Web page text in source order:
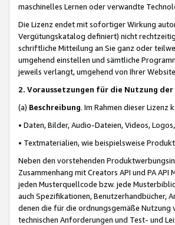
maschinelles Lernen oder verwandte
Die Lizenz endet mit sofortiger Wirkung
Vergütungskatalog definiert) nicht
schriftliche Mitteilung an Sie ganz oder
umgehend einstellen und sämtliche
jeweils verlangt, umgehend von Ihrer
2. Voraussetzungen für die Nutzung der
(a) Beschreibung. Im Rahmen dieser
• Daten, Bilder, Audio-Dateien, Videos,
• Textmaterialien, wie beispielsweise
Neben den vorstehenden
Zusammenhang mit Creators API und PA
jeden Musterquellcode bzw. jede
auch Spezifikationen, Benutzerhandbücher,
denen die für die ordnungsgemäße Nutzung
technischen Anforderungen und Test- und